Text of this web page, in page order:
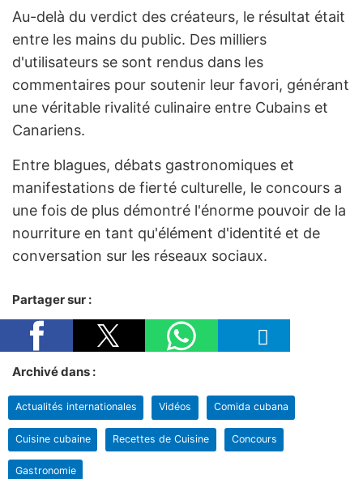
Au-delà du verdict des créateurs, le résultat était
entre les mains du public. Des milliers
d'utilisateurs se sont rendus dans les
commentaires pour soutenir leur favori, générant
une véritable rivalité culinaire entre Cubains et
Canariens.
Entre blagues, débats gastronomiques et
manifestations de fierté culturelle, le concours a
une fois de plus démontré l'énorme pouvoir de la
nourriture en tant qu'élément d'identité et de
conversation sur les réseaux sociaux.
Partager sur :
Archivé dans :
Actualités internationales Vidéos Comida cubana
Cuisine cubaine Recettes de Cuisine Concours
Gastronomie